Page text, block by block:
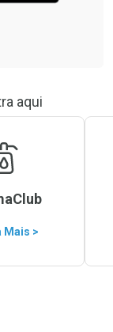
aqui
Mais >